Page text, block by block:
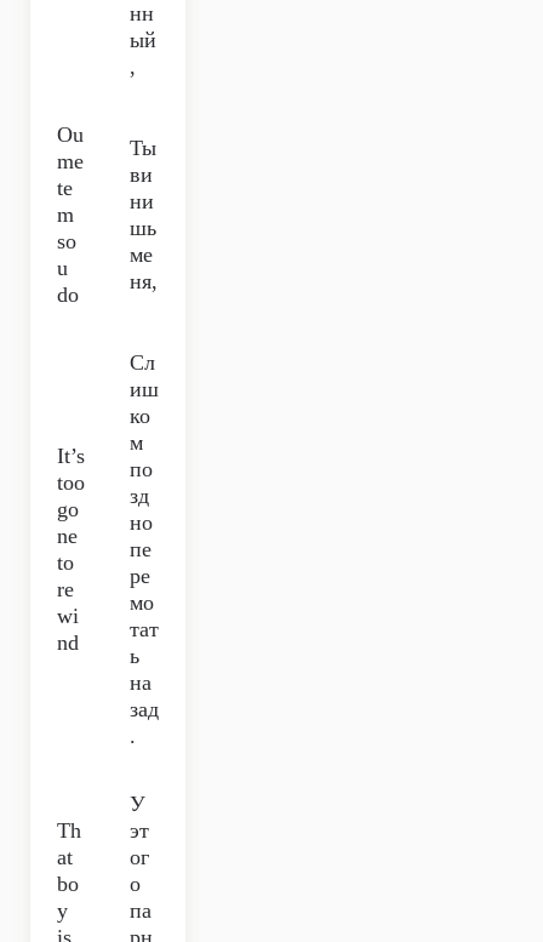
нн
ый
,
Ou
me
te
m
so
u
do
Ты
ви
ни
шь
ме
ня,
It’s
too
go
ne
to
re
wi
nd
Сл
иш
ко
м
по
зд
но
пе
ре
мо
тат
ь
на
зад
.
Th
at
bo
y
is
У
эт
ог
о
па
рн